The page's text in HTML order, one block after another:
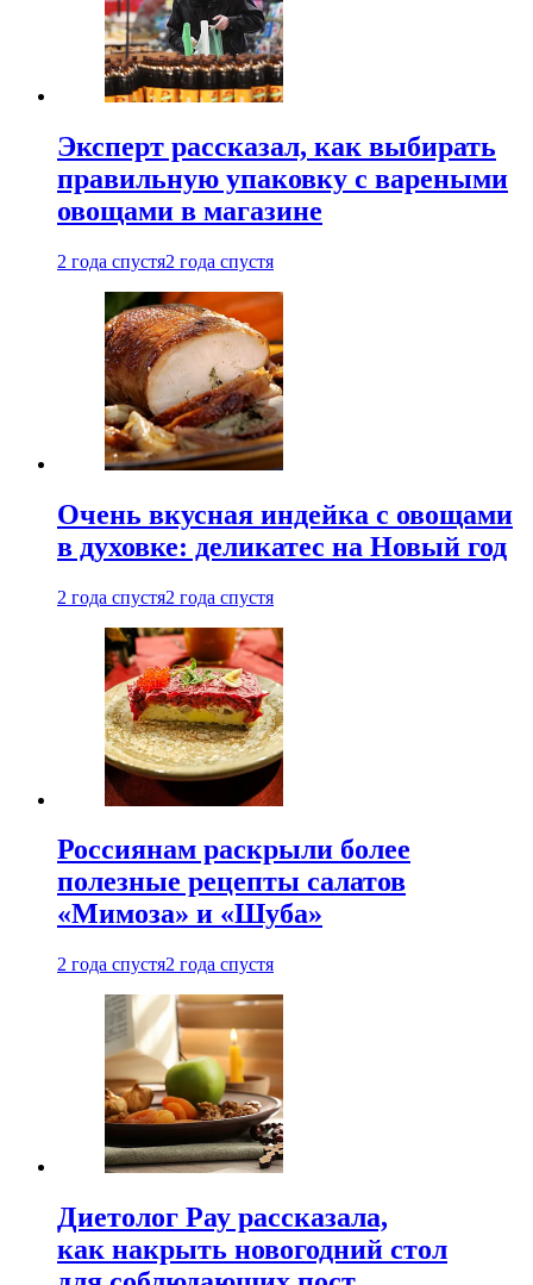
Эксперт рассказал, как выбирать
правильную упаковку с вареными
овощами в магазине
2 года спустя2 года спустя
Очень вкусная индейка с овощами
в духовке: деликатес на Новый год
2 года спустя2 года спустя
Россиянам раскрыли более
полезные рецепты салатов
«Мимоза» и «Шуба»
2 года спустя2 года спустя
Диетолог Рау рассказала,
как накрыть новогодний стол